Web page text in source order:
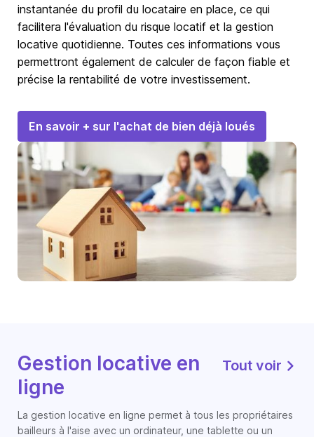
instantanée du profil du locataire en place, ce qui
facilitera l'évaluation du risque locatif et la gestion
locative quotidienne. Toutes ces informations vous
permettront également de calculer de façon fiable et
précise la rentabilité de votre investissement.
En savoir + sur l'achat de bien déjà loués
Gestion locative en
ligne
Tout voir
La gestion locative en ligne permet à tous les propriétaires
bailleurs à l'aise avec un ordinateur, une tablette ou un